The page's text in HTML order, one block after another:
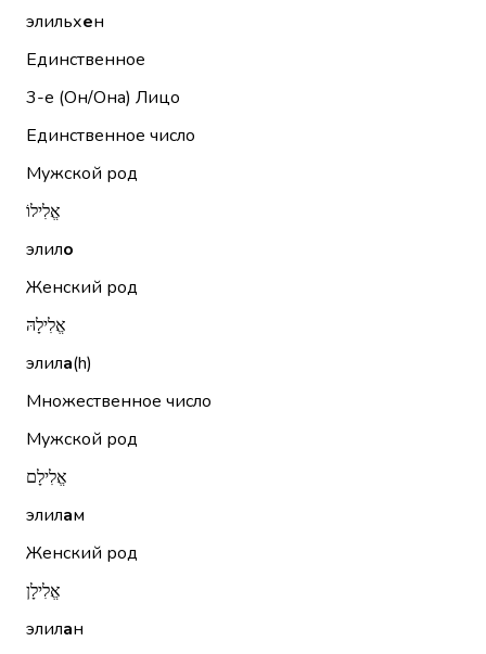
элильхен
Единственное
3-е (Он/Она) Лицо
Единственное число
Мужской род
אֱלִילוֹ
элило
Женский род
אֱלִילָהּ
элила(h)
Множественное число
Мужской род
אֱלִילָם
элилам
Женский род
אֱלִילָן
элилан